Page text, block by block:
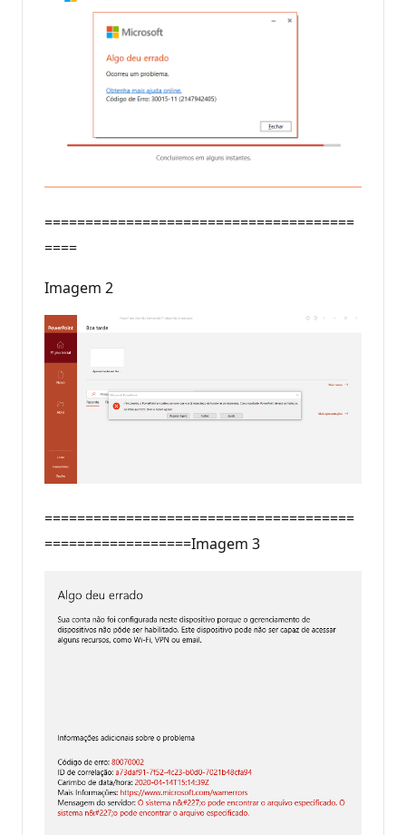
======================================
====
Imagem 2
======================================
==================Imagem 3